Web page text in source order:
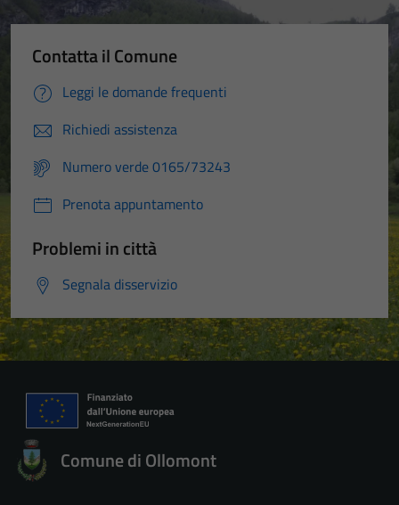
Contatta il Comune
Leggi le domande frequenti
Richiedi assistenza
Numero verde 0165/73243
Prenota appuntamento
Problemi in città
Segnala disservizio
Comune di Ollomont